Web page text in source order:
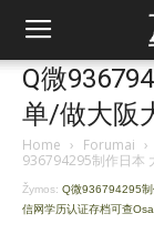
Q微
单/做大阪
Home › Forumai ›
936794295制作日本
Žymos: Q微936794295制
信网学历认证存档可查